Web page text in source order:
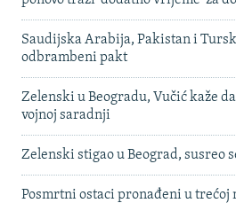
Saudijska Arabija, Pakistan i
odbrambeni pakt
Zelenski u Beogradu, Vučić kaže
vojnoj saradnji
Zelenski stigao u Beograd, susreo
Posmrtni ostaci pronađeni u trećoj